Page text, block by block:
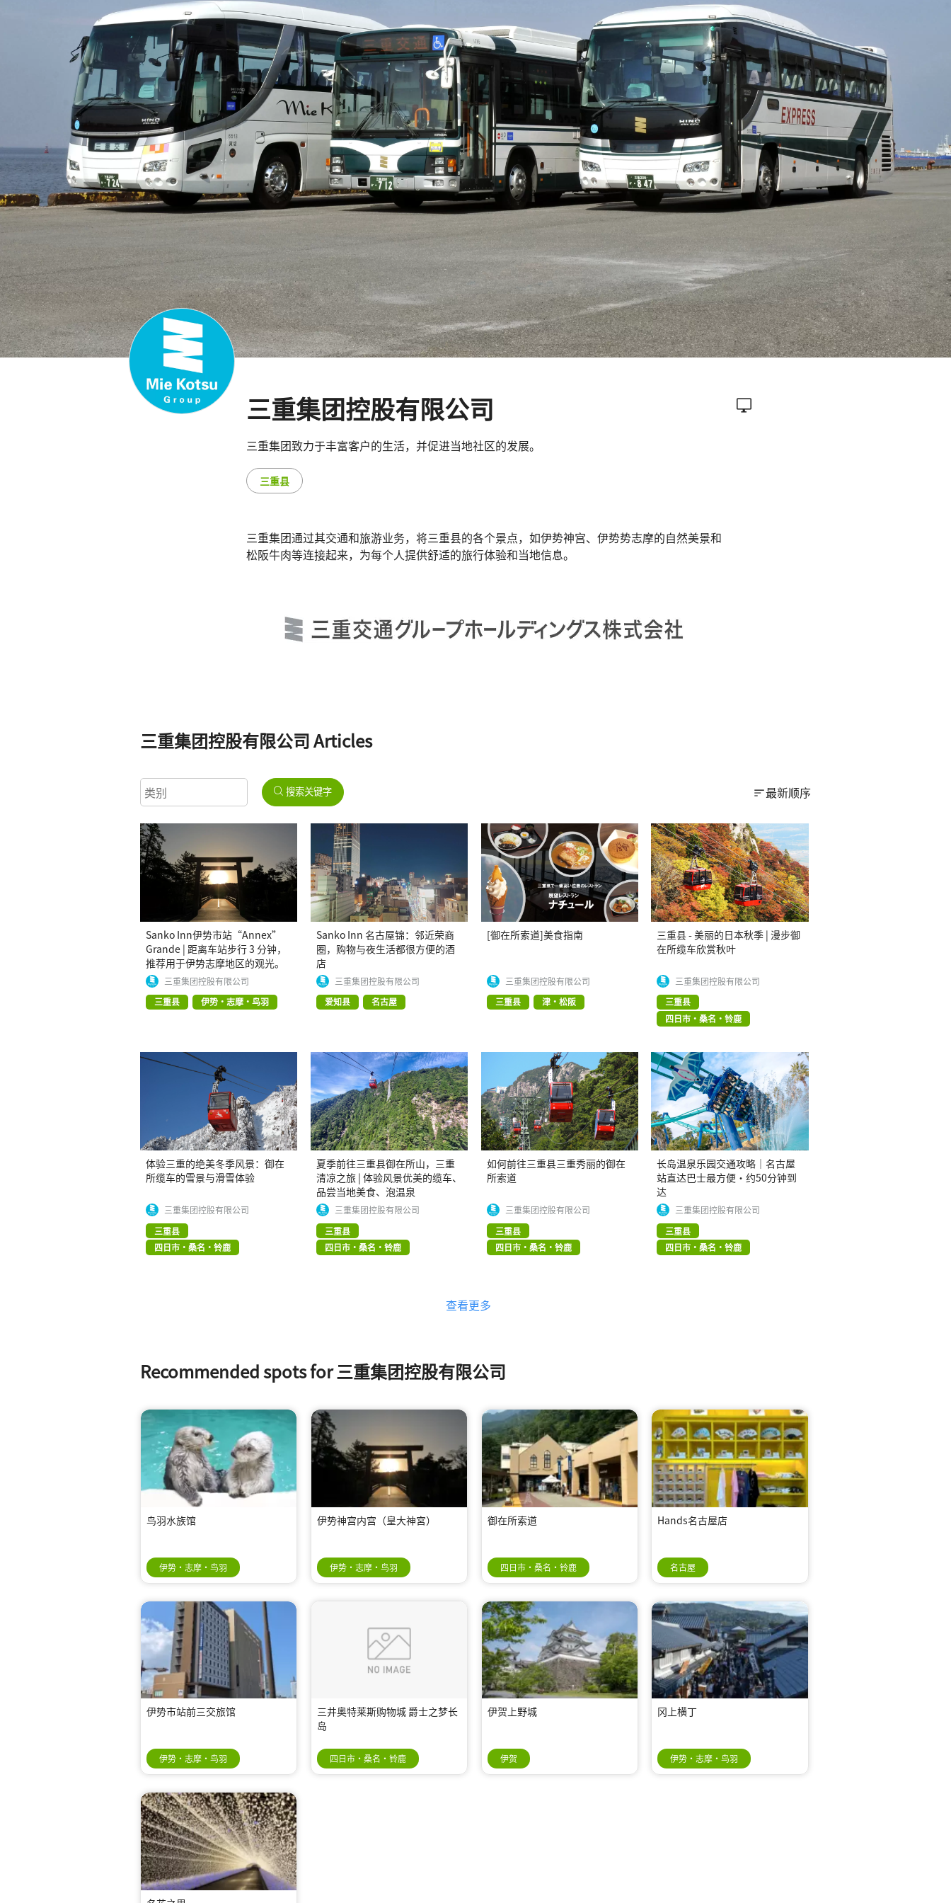
三重集团控股有限公司
三重集团致力于丰富客户的生活，并促进当地社区的发展。
三重县
三重集团通过其交通和旅游业务，将三重县的各个景点，如伊势神宫、伊势势志摩的自然美景和
松阪牛肉等连接起来，为每个人提供舒适的旅行体验和当地信息。
三重集团控股有限公司 Articles
搜索关键字 最新顺序
Sanko Inn伊势市站“Annex”
Grande | 距离车站步行 3 分钟，
推荐用于伊势志摩地区的观光。
三重集团控股有限公司
三重县
伊势・志摩・鸟羽
Sanko Inn 名古屋锦：邻近荣商
圈，购物与夜生活都很方便的酒
店
三重集团控股有限公司
爱知县
名古屋
[御在所索道]美食指南
三重集团控股有限公司
三重县
津・松阪
三重县 - 美丽的日本秋季 | 漫步御
在所缆车欣赏秋叶
三重集团控股有限公司
三重县
四日市・桑名・铃鹿
体验三重的绝美冬季风景：御在
所缆车的雪景与滑雪体验
三重集团控股有限公司
三重县
四日市・桑名・铃鹿
夏季前往三重县御在所山，三重
清凉之旅 | 体验风景优美的缆车、
品尝当地美食、泡温泉
三重集团控股有限公司
三重县
四日市・桑名・铃鹿
如何前往三重县三重秀丽的御在
所索道
三重集团控股有限公司
三重县
四日市・桑名・铃鹿
长岛温泉乐园交通攻略｜名古屋
站直达巴士最方便・约50分钟到
达
三重集团控股有限公司
三重县
四日市・桑名・铃鹿
查看更多
Recommended spots for 三重集团控股有限公司
鸟羽水族馆
伊势・志摩・鸟羽
伊势神宫内宫（皇大神宮）
伊势・志摩・鸟羽
御在所索道
四日市・桑名・铃鹿
Hands名古屋店
名古屋
伊势市站前三交旅馆
伊势・志摩・鸟羽
三井奥特莱斯购物城 爵士之梦长
岛
四日市・桑名・铃鹿
伊贺上野城
伊贺
冈上横丁
伊势・志摩・鸟羽